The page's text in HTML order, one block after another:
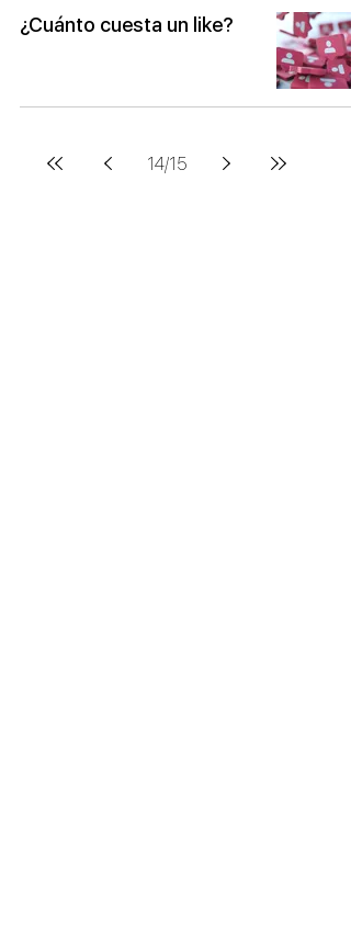
¿Cuánto cuesta un like?
14/15